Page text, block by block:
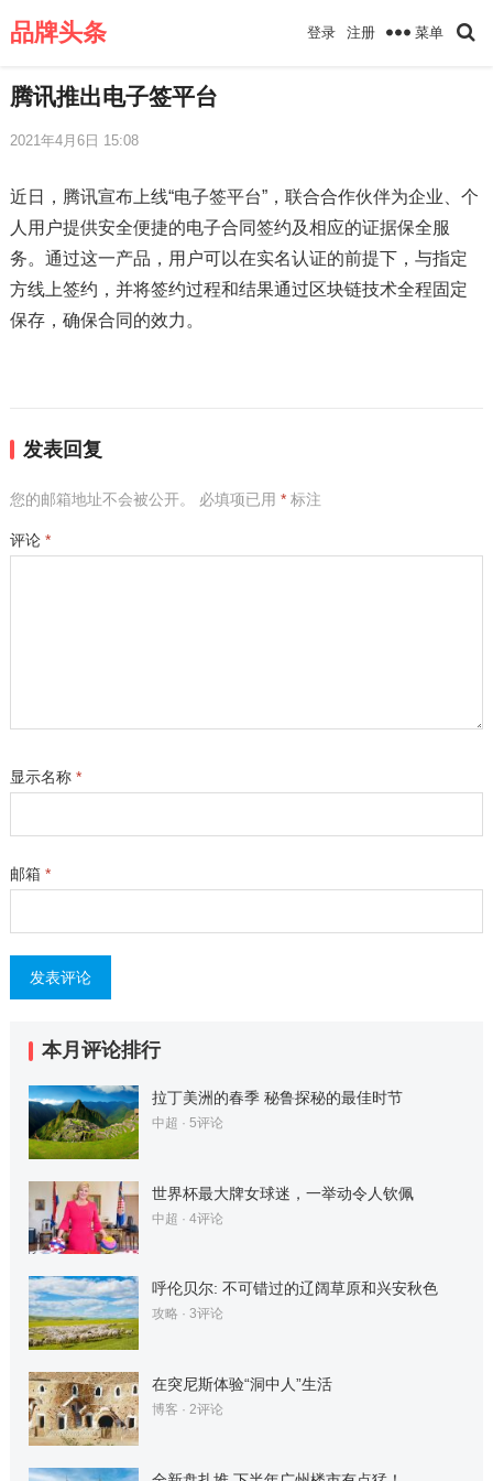
品牌头条 登录 注册 菜单
腾讯推出电子签平台
2021年4月6日 15:08
近日，腾讯宣布上线“电子签平台”，联合合作伙伴为企业、个
人用户提供安全便捷的电子合同签约及相应的证据保全服
务。通过这一产品，用户可以在实名认证的前提下，与指定
方线上签约，并将签约过程和结果通过区块链技术全程固定
保存，确保合同的效力。
发表回复
您的邮箱地址不会被公开。 必填项已用 *标注
评论 *
显示名称 *
邮箱 *
本月评论排行
拉丁美洲的春季 秘鲁探秘的最佳时节
中超 · 5评论
世界杯最大牌女球迷，一举动令人钦佩
中超 · 4评论
呼伦贝尔: 不可错过的辽阔草原和兴安秋色
攻略 · 3评论
在突尼斯体验“洞中人”生活
博客 · 2评论